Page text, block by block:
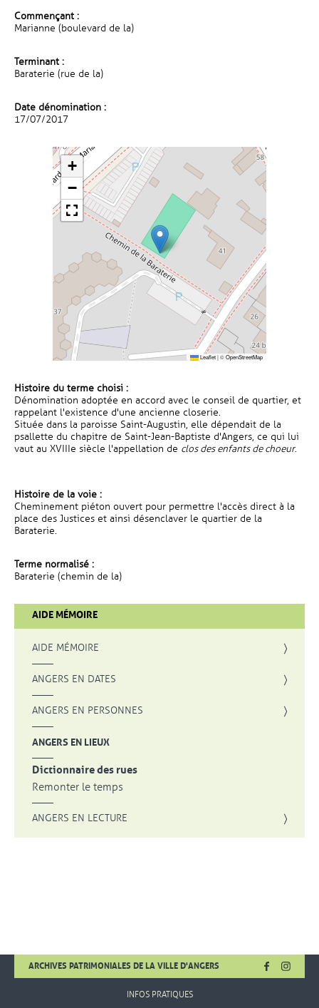
Commençant :
Marianne (boulevard de la)
Terminant :
Baraterie (rue de la)
Date dénomination :
17/07/2017
+
−
Leaflet|©OpenStreetMap
Histoire du terme choisi :
Dénomination adoptée en accord avec le conseil de quartier, et
rappelant l'existence d'une ancienne closerie.
Située dans la paroisse Saint-Augustin, elle dépendait de la
psallette du chapitre de Saint-Jean-Baptiste d'Angers, ce qui lui
vaut au XVIIIe siècle l'appellation de clos des enfants de choeur.
Histoire de la voie :
Cheminement piéton ouvert pour permettre l'accès direct à la
place des Justices et ainsi désenclaver le quartier de la
Baraterie.
Terme normalisé :
Baraterie (chemin de la)
AIDE MÉMOIRE
AIDE MÉMOIRE
ANGERS EN DATES
ANGERS EN PERSONNES
ANGERS EN LIEUX
Dictionnaire des rues
Remonter le temps
ANGERS EN LECTURE
ARCHIVES PATRIMONIALES DE LA VILLE D'ANGERS FACEBOOK
, OUVRE
,
INFOS PRATIQUES